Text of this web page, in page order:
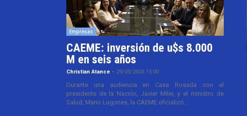
Empresas
CAEME: inversión de u$s 8.000
M en seis años
Christian Atance - 29/05/2026 15:00
Durante una audiencia en Casa Rosada con el
presidente de la Nación, Javier Milei, y el ministro de
Salud, Mario Lugones, la CAEME oficializó...